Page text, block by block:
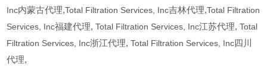
Inc内蒙古代理,Total Filtration Services, Inc吉林代理,Total Filtration
Services, Inc福建代理,Total Filtration Services, Inc江苏代理,Total
Filtration Services, Inc浙江代理,Total Filtration Services, Inc四川
代理,